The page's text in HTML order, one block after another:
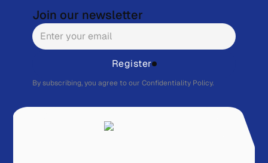
Join our newsletter
Register
By subscribing, you agree to ourConfidentiality Policy.